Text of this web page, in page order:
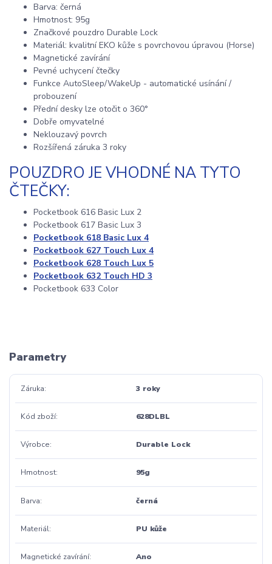
Barva: černá
Hmotnost: 95g
Značkové pouzdro Durable Lock
Materiál: kvalitní EKO kůže s povrchovou úpravou (Horse)
Magnetické zavírání
Pevné uchycení čtečky
Funkce AutoSleep/WakeUp - automatické usínání /
probouzení
Přední desky lze otočit o 360°
Dobře omyvatelné
Neklouzavý povrch
Rozšířená záruka 3 roky
POUZDRO JE VHODNÉ NA TYTO
ČTEČKY:
Pocketbook 616 Basic Lux 2
Pocketbook 617 Basic Lux 3
Pocketbook 618 Basic Lux 4
Pocketbook 627 Touch Lux 4
Pocketbook 628 Touch Lux 5
Pocketbook 632 Touch HD 3
Pocketbook 633 Color
Parametry
Záruka 3 roky
Kód zboží 628DLBL
Výrobce Durable Lock
Hmotnost 95g
Barva černá
Materiál PU kůže
Magnetické zavírání Ano